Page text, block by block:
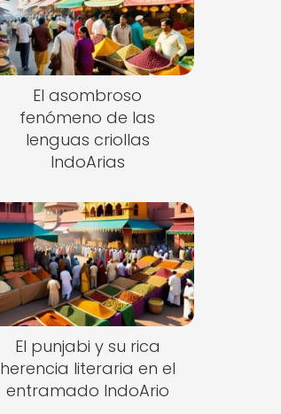
El asombroso
fenómeno de las
lenguas criollas
IndoArias
El punjabi y su rica
herencia literaria en el
entramado IndoArio